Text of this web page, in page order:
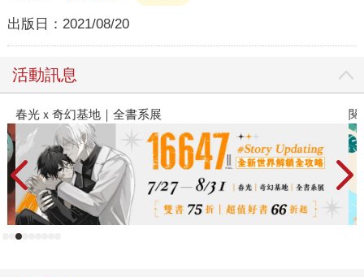
出版日： 2021/08/20
活動訊息
春光ｘ奇幻基地｜全書系展 閱